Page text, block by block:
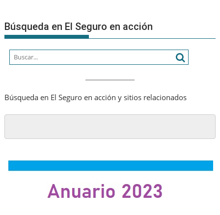
riesgos
Búsqueda en El Seguro en acción
Búsqueda en El Seguro en acción y sitios relacionados